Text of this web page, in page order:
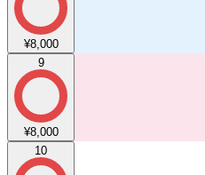
¥8,000
9
¥8,000
10